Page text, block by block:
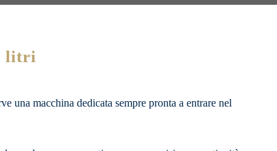
litri
una macchina dedicata sempre pronta a entrare nel